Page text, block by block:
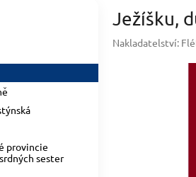
provincie
sester
Ježíšku,
Nakladatelství: